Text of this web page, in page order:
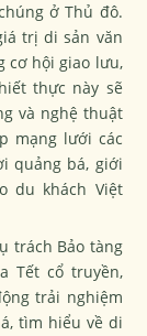
ở Thủ đô.
trị di sản văn
cơ hội giao lưu,
thực này sẽ
và nghệ thuật
mạng lưới các
quảng bá, giới
du khách Việt
trách Bảo tàng
Tết cổ truyền,
trải nghiệm
tìm hiểu về di